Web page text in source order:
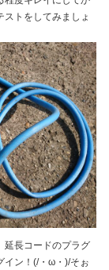
トをしてみましょ
延長コードのプラグ
イン！(/・ω・)/そぉ